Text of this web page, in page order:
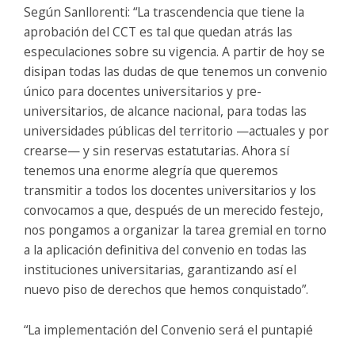
Según Sanllorenti: “La trascendencia que tiene la
aprobación del CCT es tal que quedan atrás las
especulaciones sobre su vigencia. A partir de hoy se
disipan todas las dudas de que tenemos un convenio
único para docentes universitarios y pre-
universitarios, de alcance nacional, para todas las
universidades públicas del territorio —actuales y por
crearse— y sin reservas estatutarias. Ahora sí
tenemos una enorme alegría que queremos
transmitir a todos los docentes universitarios y los
convocamos a que, después de un merecido festejo,
nos pongamos a organizar la tarea gremial en torno
a la aplicación definitiva del convenio en todas las
instituciones universitarias, garantizando así el
nuevo piso de derechos que hemos conquistado”.
“La implementación del Convenio será el puntapié